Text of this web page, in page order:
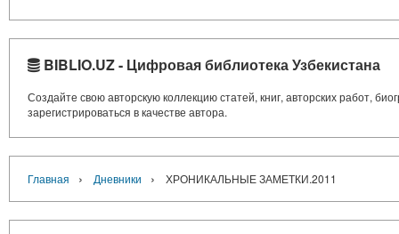
BIBLIO.UZ - Цифровая библиотека Узбекистана
Создайте свою авторскую коллекцию статей, книг, авторских работ,
зарегистрироваться в качестве автора.
Главная › Дневники › ХРОНИКАЛЬНЫЕ ЗАМЕТКИ.2011